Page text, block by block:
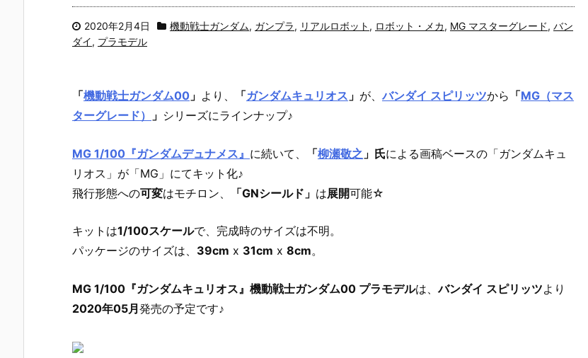
2020年2月4日 機動戦士ガンダム, ガンプラ, リアルロボット , ロボット・メカ, MG マスターグレード, バン
ダイ, プラモデル
「機動戦士ガンダム00 」 より、 「ガンダムキュリオス 」 が、バンダイ スピリッツから 「MG（マス
ターグレード）
」 シリーズにラインナップ♪
MG 1/100『ガンダムデュナメス』 に続いて、 「柳瀬敬之 」氏による画稿ベースの「ガンダムキュ
リオス」が「MG」にてキット化♪
飛行形態への可変はモチロン、 「GNシールド」 は展開可能☆
キットは1/100スケールで、完成時のサイズは不明。
パッケージのサイズは、 39cm x 31cm x 8cm。
MG 1/100『ガンダムキュリオス』機動戦士ガンダム00 プラモデルは、バンダイ スピリッツより
2020年05月発売の予定です♪